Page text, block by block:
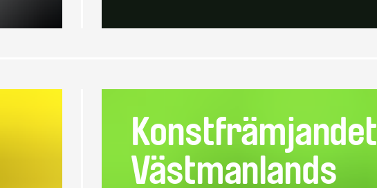
Konstfrämjandet
Västmanlands